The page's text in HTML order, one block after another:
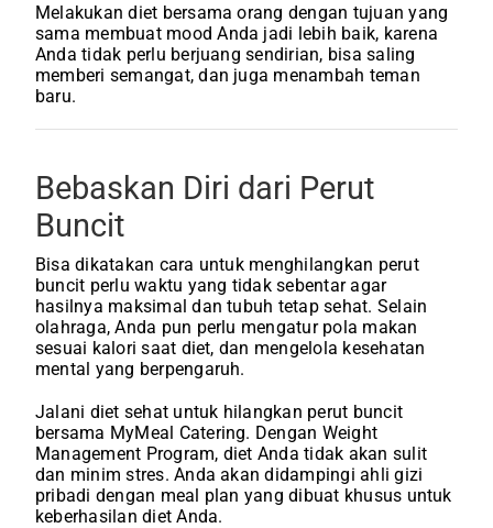
Melakukan diet bersama orang dengan tujuan yang
sama membuat mood Anda jadi lebih baik, karena
Anda tidak perlu berjuang sendirian, bisa saling
memberi semangat, dan juga menambah teman
baru.
Bebaskan Diri dari Perut
Buncit
Bisa dikatakan cara untuk menghilangkan perut
buncit perlu waktu yang tidak sebentar agar
hasilnya maksimal dan tubuh tetap sehat. Selain
olahraga, Anda pun perlu mengatur pola makan
sesuai kalori saat diet, dan mengelola kesehatan
mental yang berpengaruh.
Jalani diet sehat untuk hilangkan perut buncit
bersama MyMeal Catering. Dengan Weight
Management Program, diet Anda tidak akan sulit
dan minim stres. Anda akan didampingi ahli gizi
pribadi dengan meal plan yang dibuat khusus untuk
keberhasilan diet Anda.